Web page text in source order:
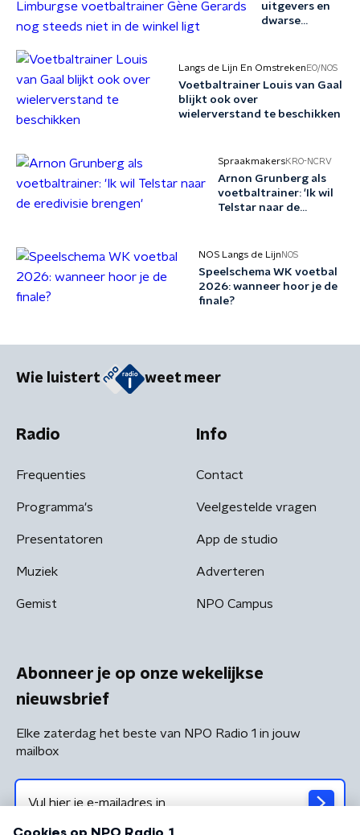
uitgevers en
dwarse
biografie over
Limburgse
Gène Gerards
Langs de Lijn En Omstreken EO/NOS
Voetbaltrainer Louis van Gaal
blijkt ook over
wielerverstand te beschikken
SpraakmakersKRO-NCRV
Arnon Grunberg als
voetbaltrainer: 'Ik wil
Telstar naar de
NOS Langs de Lijn NOS
Speelschema WK voetbal
2026: wanneer hoor je de
finale?
Wie luistert weet meer
Radio
Frequenties
Programma's
Presentatoren
Muziek
Gemist
Info
Contact
Veelgestelde vragen
App de studio
Adverteren
NPO Campus
Abonneer je op onze wekelijkse
nieuwsbrief
Elke zaterdag het beste van NPO Radio 1 in jouw
mailbox